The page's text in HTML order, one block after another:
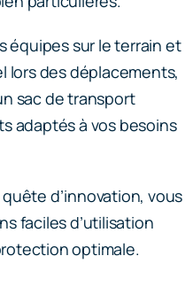
équipes sur le terrain et
lors des déplacements,
sac de transport
adaptés à vos besoins
d’innovation, vous
faciles d’utilisation
optimale.